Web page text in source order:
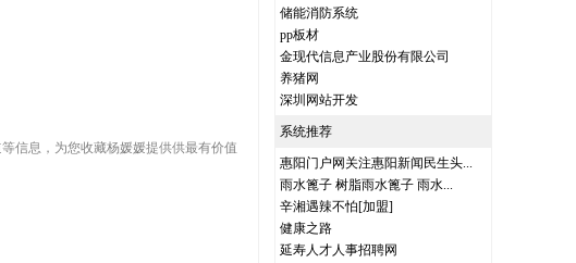
信息，为您收藏杨媛媛提供供最有价值
储能消防系统
pp板材
金现代信息产业股份有限公司
养猪网
深圳网站开发
系统推荐
惠阳门户网关注惠阳新闻民生头...
雨水篦子 树脂雨水篦子 雨水...
辛湘遇辣不怕[加盟]
健康之路
延寿人才人事招聘网